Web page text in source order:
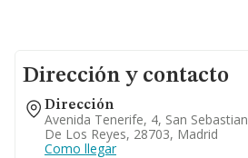
Dirección y contacto
Dirección
Avenida Tenerife, 4, San Sebastian
De Los Reyes, 28703, Madrid
Como llegar